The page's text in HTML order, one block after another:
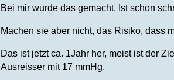
Bei mir wurde das gemacht. Ist schon
Machen sie aber nicht, das Risiko, dass
Das ist jetzt ca. 1Jahr her, meist ist der
Ausreisser mit 17 mmHg.